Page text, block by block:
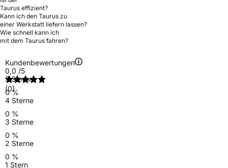
Taurus effizient?
Kann ich den Taurus zu
einer Werkstatt liefern lassen?
Wie schnell kann ich
mit dem Taurus fahren?
Kundenbewertungen
0,0 /5
(0)
5 Sterne
0 %
4 Sterne
0 %
3 Sterne
0 %
2 Sterne
0 %
1 Stern